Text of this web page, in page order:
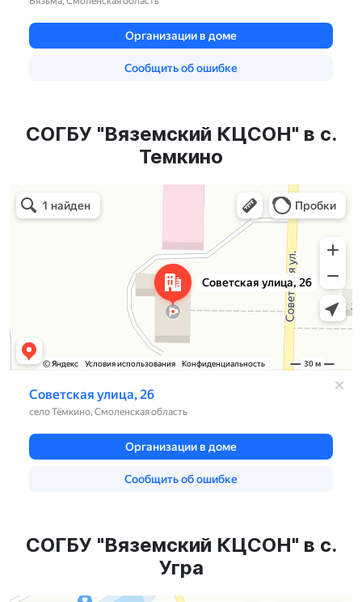
СОГБУ "Вяземский КЦСОН" в с.
Темкино
СОГБУ "Вяземский КЦСОН" в с.
Угра